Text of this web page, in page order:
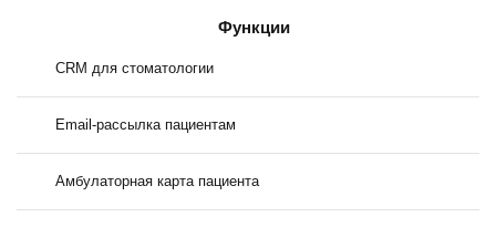
Функции
CRM для стоматологии
Email-рассылка пациентам
Амбулаторная карта пациента